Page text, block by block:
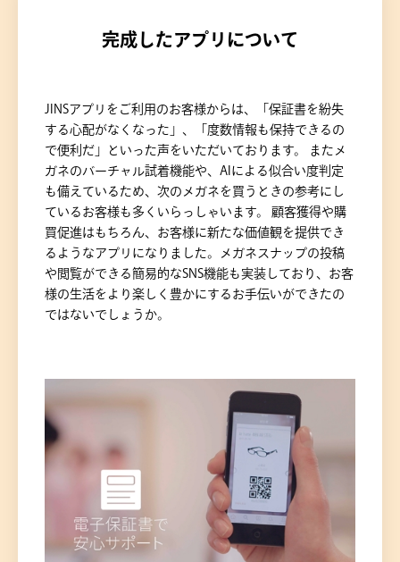
完成したアプリについて
JINSアプリをご利用のお客様からは、「保証書を紛失
する心配がなくなった」、「度数情報も保持できるの
で便利だ」といった声をいただいております。 またメ
ガネのバーチャル試着機能や、AIによる似合い度判定
も備えているため、次のメガネを買うときの参考にし
ているお客様も多くいらっしゃいます。 顧客獲得や購
買促進はもちろん、お客様に新たな価値観を提供でき
るようなアプリになりました。メガネスナップの投稿
や閲覧ができる簡易的なSNS機能も実装しており、お客
様の生活をより楽しく豊かにするお手伝いができたの
ではないでしょうか。